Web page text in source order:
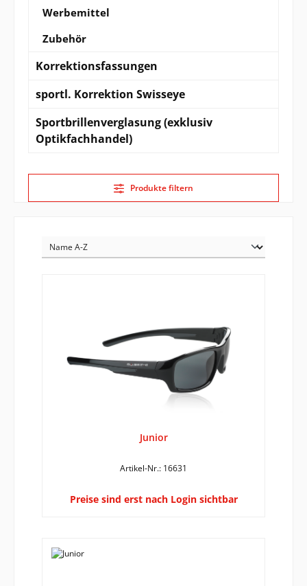
Werbemittel
Zubehör
Korrektionsfassungen
sportl. Korrektion Swisseye
Sportbrillenverglasung (exklusiv
Optikfachhandel)
Produkte filtern
Junior
Artikel-Nr.: 16631
Preise sind erst nach Login sichtbar